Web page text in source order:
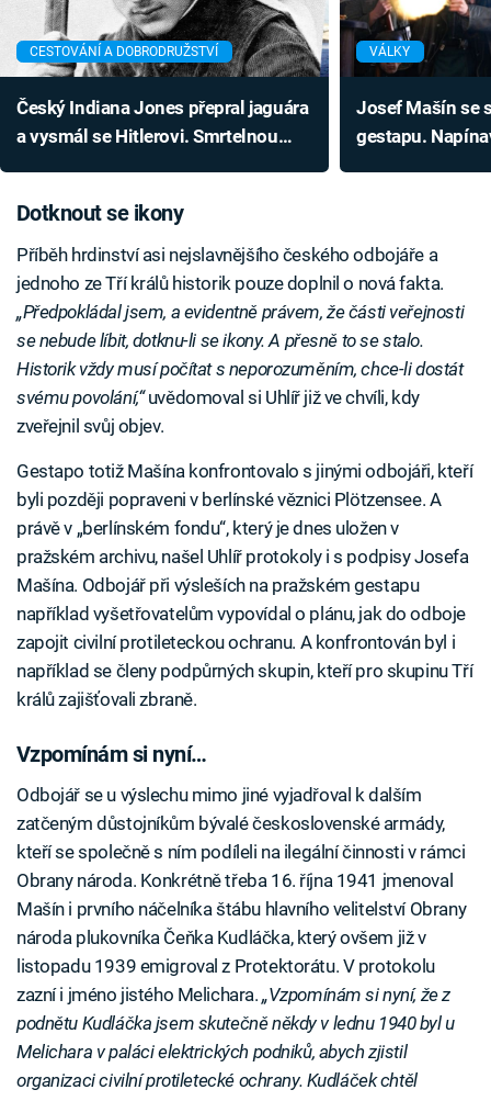
CESTOVÁNÍ A DOBRODRUŽSTVÍ
Český Indiana Jones přepral jaguára
a vysmál se Hitlerovi. Smrtelnou
VÁLKY
Josef Mašín se
gestapu.
Dotknout se ikony
Příběh hrdinství asi nejslavnějšího českého odbojáře a
jednoho ze Tří králů historik pouze doplnil o nová fakta.
„Předpokládal jsem, a evidentně právem, že části veřejnosti
se nebude líbit, dotknu-li se ikony. A přesně to se stalo.
Historik vždy musí počítat s neporozuměním, chce-li dostát
svému povolání,“uvědomoval si Uhlíř již ve chvíli, kdy
zveřejnil svůj objev.
Gestapo totiž Mašína konfrontovalo s jinými odbojáři, kteří
byli později popraveni v berlínské věznici Plötzensee. A
právě v „berlínském fondu“, který je dnes uložen v
pražském archivu, našel Uhlíř protokoly i s podpisy Josefa
Mašína. Odbojář při výsleších na pražském gestapu
například vyšetřovatelům vypovídal o plánu, jak do odboje
zapojit civilní protileteckou ochranu. A konfrontován byl i
například se členy podpůrných skupin, kteří pro skupinu Tří
králů zajišťovali zbraně.
Vzpomínám si nyní…
Odbojář se u výslechu mimo jiné vyjadřoval k dalším
zatčeným důstojníkům bývalé československé armády,
kteří se společně s ním podíleli na ilegální činnosti v rámci
Obrany národa. Konkrétně třeba 16. října 1941 jmenoval
Mašín i prvního náčelníka štábu hlavního velitelství Obrany
národa plukovníka Čeňka Kudláčka, který ovšem již v
listopadu 1939 emigroval z Protektorátu. V protokolu
zazní i jméno jistého Melichara.„Vzpomínám si nyní, že z
podnětu Kudláčka jsem skutečně někdy v lednu 1940 byl u
Melichara v paláci elektrických podniků, abych zjistil
organizaci civilní protiletecké ochrany. Kudláček chtěl